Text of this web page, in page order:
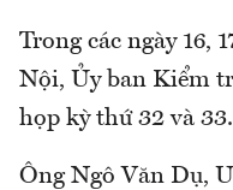
Trong các ngày 16,
Nội, Ủy ban Kiểm
họp kỳ thứ 32 và 33.
Ông Ngô Văn Dụ,